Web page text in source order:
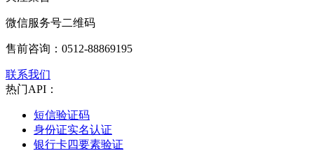
微信服务号二维码
售前咨询： 0512-88869195
联系我们
热门API：
短信验证码
身份证实名认证
银行卡四要素验证